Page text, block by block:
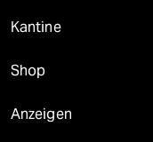
Kantine
Shop
Anzeigen